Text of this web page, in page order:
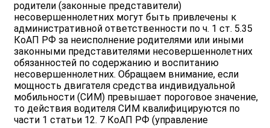
родители (законные представители)
несовершеннолетних могут быть привлечены к
административной ответственности по ч. 1 ст. 5.35
КоАП РФ за неисполнение родителями или иными
законными представителями несовершеннолетних
обязанностей по содержанию и воспитанию
несовершеннолетних. Обращаем внимание, если
мощность двигателя средства индивидуальной
мобильности (СИМ) превышает пороговое значение,
то действия водителя СИМ квалифицируются по
части 1 статьи 12. 7 КоАП РФ (управление